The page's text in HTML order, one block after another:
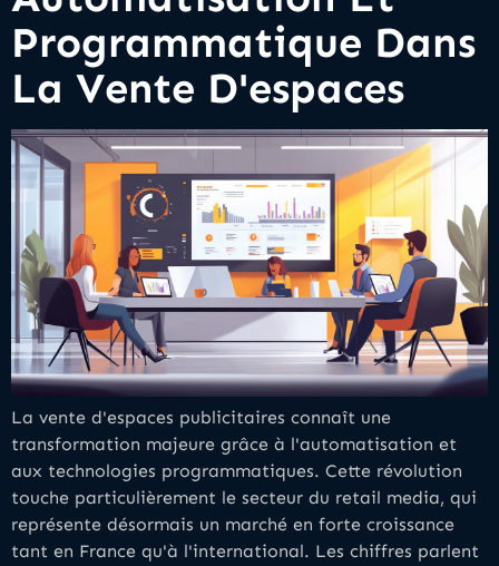
Programmatique Dans
La Vente D'espaces
La vente d'espaces publicitaires connaît une
transformation majeure grâce à l'automatisation et
aux technologies programmatiques. Cette révolution
touche particulièrement le secteur du retail media, qui
représente désormais un marché en forte croissance
tant en France qu'à l'international. Les chiffres parlent